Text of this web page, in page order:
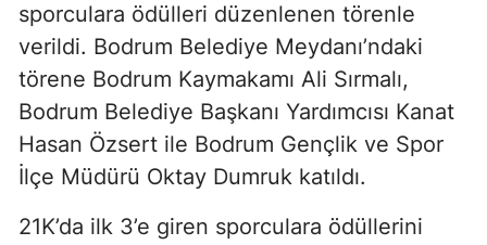
sporculara ödülleri düzenlenen törenle
verildi. Bodrum Belediye Meydanı’ndaki
törene Bodrum Kaymakamı Ali Sırmalı,
Bodrum Belediye Başkanı Yardımcısı Kanat
Hasan Özsert ile Bodrum Gençlik ve Spor
İlçe Müdürü Oktay Dumruk katıldı.
21K’da ilk 3’e giren sporculara ödüllerini